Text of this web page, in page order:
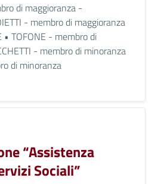
di maggioranza -
- membro di maggioranza
• TOFONE - membro di
- membro di minoranza
di minoranza
“Assistenza
Sociali”